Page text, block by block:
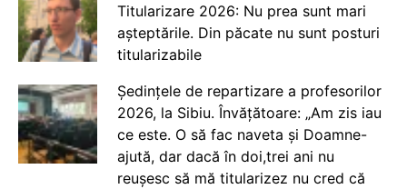
Titularizare 2026: Nu prea sunt mari
așteptările. Din păcate nu sunt posturi
titularizabile
Ședințele de repartizare a profesorilor
2026, la Sibiu. Învățătoare: „Am zis iau
ce este. O să fac naveta și Doamne-
ajută, dar dacă în doi,trei ani nu
reușesc să mă titularizez nu cred că